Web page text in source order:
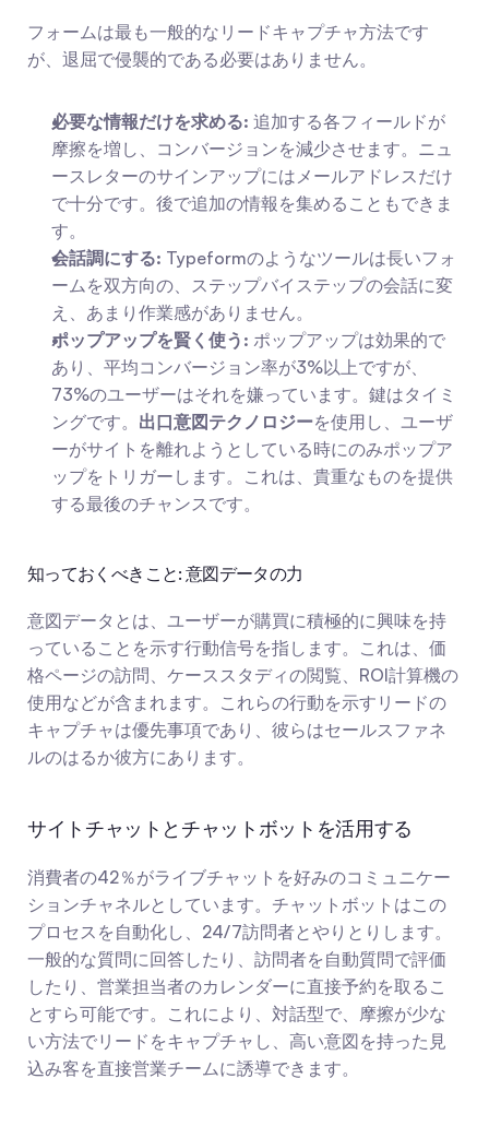
フォームは最も一般的なリードキャプチャ方法です
が、退屈で侵襲的である必要はありません。
必要な情報だけを求める: 追加する各フィールドが
摩擦を増し、コンバージョンを減少させます。ニュ
ースレターのサインアップにはメールアドレスだけ
で十分です。後で追加の情報を集めることもできま
す。
会話調にする: Typeformのようなツールは長いフォ
ームを双方向の、ステップバイステップの会話に変
え、あまり作業感がありません。
ポップアップを賢く使う: ポップアップは効果的で
あり、平均コンバージョン率が3%以上ですが、
73%のユーザーはそれを嫌っています。鍵はタイミ
ングです。 出口意図テクノロジーを使用し、ユーザ
ーがサイトを離れようとしている時にのみポップア
ップをトリガーします。これは、貴重なものを提供
する最後のチャンスです。
知っておくべきこと: 意図データの力
意図データとは、ユーザーが購買に積極的に興味を持
っていることを示す行動信号を指します。これは、価
格ページの訪問、ケーススタディの閲覧、ROI計算機の
使用などが含まれます。これらの行動を示すリードの
キャプチャは優先事項であり、彼らはセールスファネ
ルのはるか彼方にあります。
サイトチャットとチャットボットを活用する
消費者の42％がライブチャットを好みのコミュニケー
ションチャネルとしています。チャットボットはこの
プロセスを自動化し、24/7訪問者とやりとりします。
一般的な質問に回答したり、訪問者を自動質問で評価
したり、営業担当者のカレンダーに直接予約を取るこ
とすら可能です。これにより、対話型で、摩擦が少な
い方法でリードをキャプチャし、高い意図を持った見
込み客を直接営業チームに誘導できます。